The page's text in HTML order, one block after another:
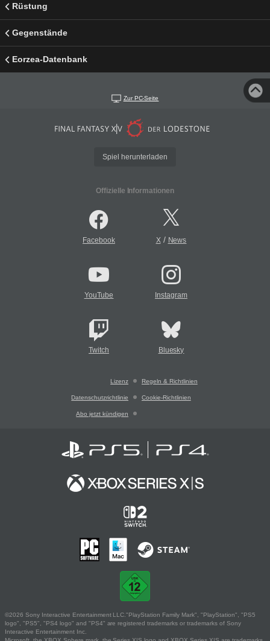
Rüstung
Gegenstände
Eorzea-Datenbank
Zur PC-Seite
Spiel herunterladen
Offizielle Informationen
Facebook X/ News
YouTube Instagram
Twitch Bluesky
Lizenz Regeln & Richtlinien
Datenschutzrichtlinie Cookie-Richtlinien
Abo jetzt kündigen
©2026 Sony Interactive Entertainment LLC."PlayStation Family Mark", "PlayStation", "PS5
logo", "PS5", "PS4 logo" and "PS4" are registered trademarks or trademarks of Sony
Interactive Entertainment Inc.